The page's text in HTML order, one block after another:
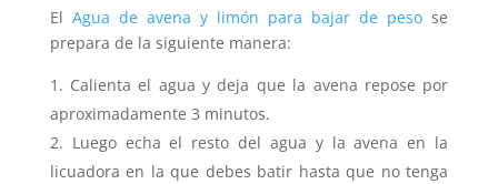
El Agua de avena y limón para bajar de peso se
prepara de la siguiente manera:
Calienta el agua y deja que la avena repose por
aproximadamente 3 minutos.
Luego echa el resto del agua y la avena en la
licuadora en la que debes batir hasta que no tenga